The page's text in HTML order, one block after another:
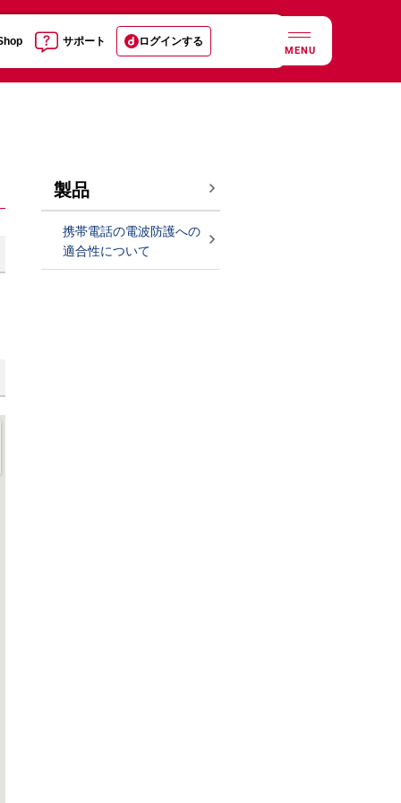
サポート ログインする
MENU
製品
携帯電話の電波防護への
適合性について